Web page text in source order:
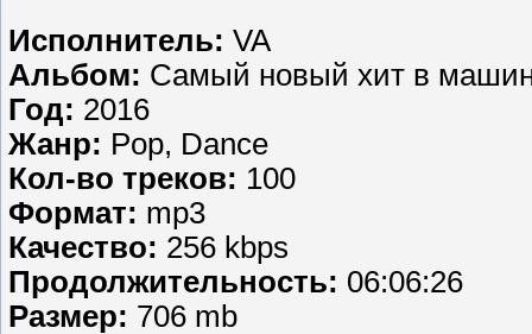
Исполнитель: VA
Альбом: Самый новый хит в
Год: 2016
Жанр: Pop, Dance
Кол-во треков: 100
Формат: mp3
Качество: 256 kbps
Продолжительность: 06:06:26
Размер: 706 mb